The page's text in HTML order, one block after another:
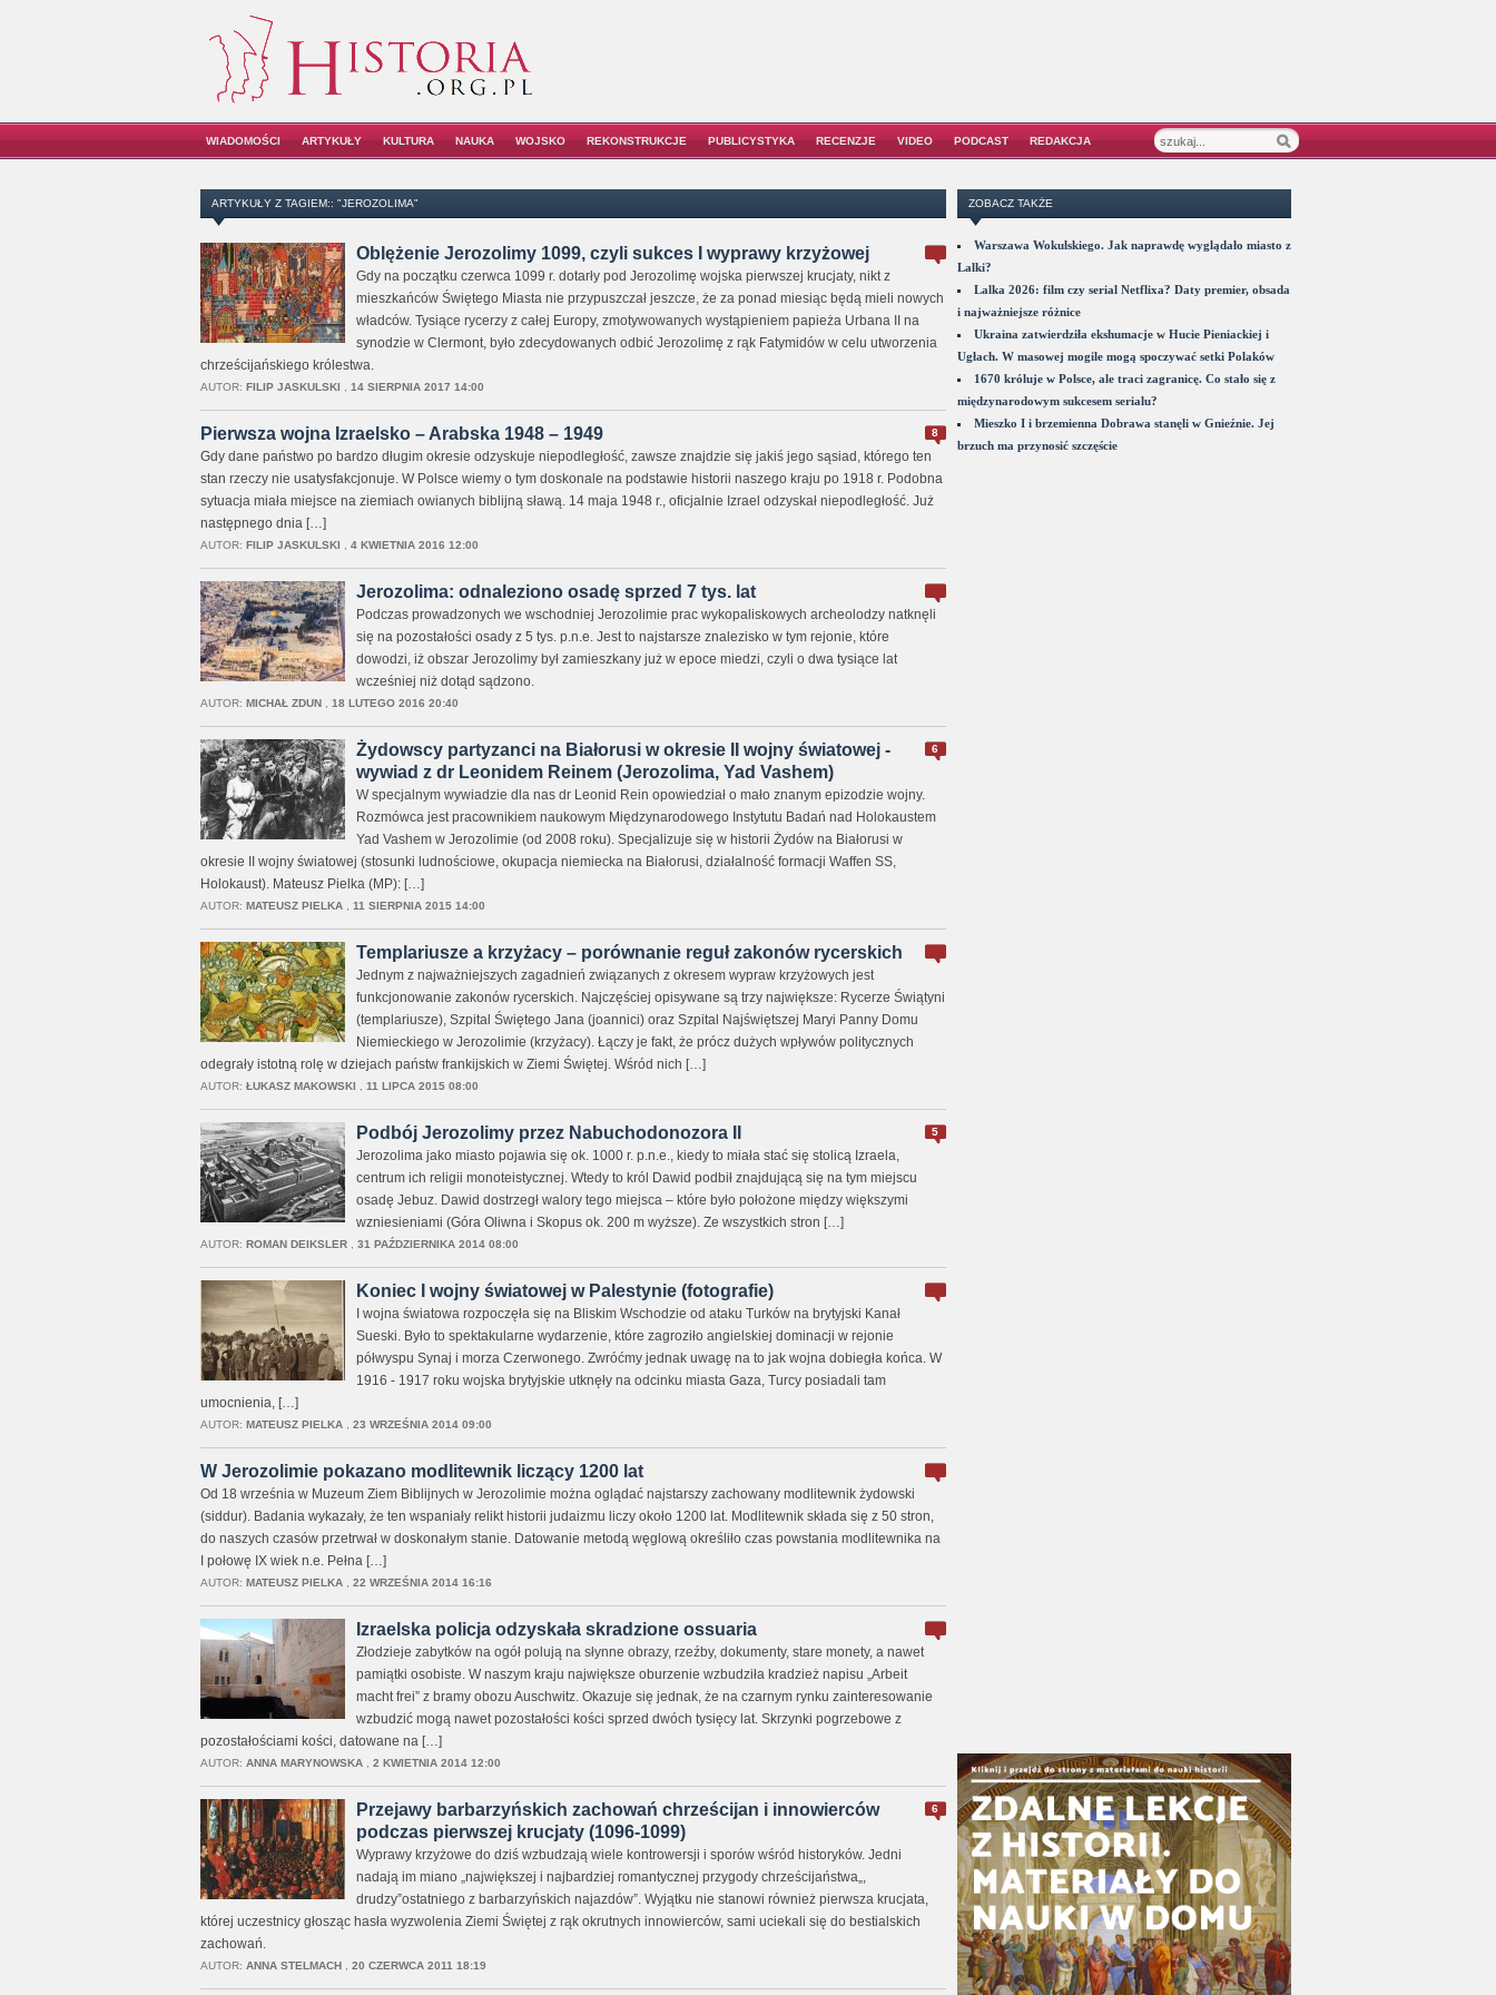
WIADOMOŚCI ARTYKUŁY KULTURA NAUKA WOJSKO REKONSTRUKCJE PUBLICYSTYKA RECENZJE VIDEO PODCAST REDAKCJA
ARTYKUŁY Z TAGIEM:: "JEROZOLIMA"
Oblężenie Jerozolimy 1099, czyli sukces I wyprawy krzyżowej
Gdy na początku czerwca 1099 r. dotarły pod Jerozolimę wojska pierwszej krucjaty, nikt z
mieszkańców Świętego Miasta nie przypuszczał jeszcze, że za ponad miesiąc będą mieli nowych
władców. Tysiące rycerzy z całej Europy, zmotywowanych wystąpieniem papieża Urbana II na
synodzie w Clermont, było zdecydowanych odbić Jerozolimę z rąk Fatymidów w celu utworzenia
chrześcijańskiego królestwa.
AUTOR: FILIP JASKULSKI 14 SIERPNIA 2017 14:00
8
Pierwsza wojna Izraelsko – Arabska 1948 – 1949
Gdy dane państwo po bardzo długim okresie odzyskuje niepodległość, zawsze znajdzie się jakiś jego sąsiad, którego ten
stan rzeczy nie usatysfakcjonuje. W Polsce wiemy o tym doskonale na podstawie historii naszego kraju po 1918 r. Podobna
sytuacja miała miejsce na ziemiach owianych biblijną sławą. 14 maja 1948 r., oficjalnie Izrael odzyskał niepodległość. Już
następnego dnia […]
AUTOR: FILIP JASKULSKI 4 KWIETNIA 2016 12:00
Jerozolima: odnaleziono osadę sprzed 7 tys. lat
Podczas prowadzonych we wschodniej Jerozolimie prac wykopaliskowych archeolodzy natknęli
się na pozostałości osady z 5 tys. p.n.e. Jest to najstarsze znalezisko w tym rejonie, które
dowodzi, iż obszar Jerozolimy był zamieszkany już w epoce miedzi, czyli o dwa tysiące lat
wcześniej niż dotąd sądzono.
AUTOR: MICHAŁ ZDUN, 18 LUTEGO 2016 20:40
6
Żydowscy partyzanci na Białorusi w okresie II wojny światowej -
wywiad z dr Leonidem Reinem (Jerozolima, Yad Vashem)
W specjalnym wywiadzie dla nas dr Leonid Rein opowiedział o mało znanym epizodzie wojny.
Rozmówca jest pracownikiem naukowym Międzynarodowego Instytutu Badań nad Holokaustem
Yad Vashem w Jerozolimie (od 2008 roku). Specjalizuje się w historii Żydów na Białorusi w
okresie II wojny światowej (stosunki ludnościowe, okupacja niemiecka na Białorusi, działalność formacji Waffen SS,
Holokaust). Mateusz Pielka (MP): […]
AUTOR: MATEUSZ PIELKA, 11 SIERPNIA 2015 14:00
Templariusze a krzyżacy – porównanie reguł zakonów rycerskich
Jednym z najważniejszych zagadnień związanych z okresem wypraw krzyżowych jest
funkcjonowanie zakonów rycerskich. Najczęściej opisywane są trzy największe: Rycerze Świątyni
(templariusze), Szpital Świętego Jana (joannici) oraz Szpital Najświętszej Maryi Panny Domu
Niemieckiego w Jerozolimie (krzyżacy). Łączy je fakt, że prócz dużych wpływów politycznych
odegrały istotną rolę w dziejach państw frankijskich w Ziemi Świętej. Wśród nich […]
AUTOR: ŁUKASZ MAKOWSKI 11 LIPCA 2015 08:00
5
Podbój Jerozolimy przez Nabuchodonozora II
Jerozolima jako miasto pojawia się ok. 1000 r. p.n.e., kiedy to miała stać się stolicą Izraela,
centrum ich religii monoteistycznej. Wtedy to król Dawid podbił znajdującą się na tym miejscu
osadę Jebuz. Dawid dostrzegł walory tego miejsca – które było położone między większymi
wzniesieniami (Góra Oliwna i Skopus ok. 200 m wyższe). Ze wszystkich stron […]
AUTOR: ROMAN DEIKSLER, 31 PAŹDZIERNIKA 2014 08:00
Koniec I wojny światowej w Palestynie (fotografie)
I wojna światowa rozpoczęła się na Bliskim Wschodzie od ataku Turków na brytyjski Kanał
Sueski. Było to spektakularne wydarzenie, które zagroziło angielskiej dominacji w rejonie
półwyspu Synaj i morza Czerwonego. Zwróćmy jednak uwagę na to jak wojna dobiegła końca. W
1916 - 1917 roku wojska brytyjskie utknęły na odcinku miasta Gaza, Turcy posiadali tam
umocnienia, […]
AUTOR: MATEUSZ PIELKA, 23 WRZEŚNIA 2014 09:00
W Jerozolimie pokazano modlitewnik liczący 1200 lat
Od 18 września w Muzeum Ziem Biblijnych w Jerozolimie można oglądać najstarszy zachowany modlitewnik żydowski
(siddur). Badania wykazały, że ten wspaniały relikt historii judaizmu liczy około 1200 lat. Modlitewnik składa się z 50 stron,
do naszych czasów przetrwał w doskonałym stanie. Datowanie metodą węglową określiło czas powstania modlitewnika na
I połowę IX wiek n.e. Pełna […]
AUTOR: MATEUSZ PIELKA, 22 WRZEŚNIA 2014 16:16
Izraelska policja odzyskała skradzione ossuaria
Złodzieje zabytków na ogół polują na słynne obrazy, rzeźby, dokumenty, stare monety, a nawet
pamiątki osobiste. W naszym kraju największe oburzenie wzbudziła kradzież napisu „Arbeit
macht frei” z bramy obozu Auschwitz. Okazuje się jednak, że na czarnym rynku zainteresowanie
wzbudzić mogą nawet pozostałości kości sprzed dwóch tysięcy lat. Skrzynki pogrzebowe z
pozostałościami kości, datowane na […]
AUTOR: ANNA MARYNOWSKA, 2 KWIETNIA 2014 12:00
6
Przejawy barbarzyńskich zachowań chrześcijan i innowierców
podczas pierwszej krucjaty (1096-1099)
Wyprawy krzyżowe do dziś wzbudzają wiele kontrowersji i sporów wśród historyków. Jedni
nadają im miano „największej i najbardziej romantycznej przygody chrześcijaństwa„,
drudzy”ostatniego z barbarzyńskich najazdów”. Wyjątku nie stanowi również pierwsza krucjata,
której uczestnicy głosząc hasła wyzwolenia Ziemi Świętej z rąk okrutnych innowierców, sami uciekali się do bestialskich
zachowań.
AUTOR: ANNA STELMACH, 20 CZERWCA 2011 18:19
ZOBACZ TAKŻE
Warszawa Wokulskiego. Jak naprawdę wyglądało miasto z
Lalki?
Lalka 2026: film czy serial Netflixa? Daty premier, obsada
i najważniejsze różnice
Ukraina zatwierdziła ekshumacje w Hucie Pieniackiej i
Ugłach. W masowej mogile mogą spoczywać setki Polaków
1670 króluje w Polsce, ale traci zagranicę. Co stało się z
międzynarodowym sukcesem serialu?
Mieszko I i brzemienna Dobrawa stanęli w Gnieźnie. Jej
brzuch ma przynosić szczęście